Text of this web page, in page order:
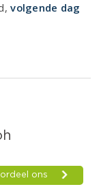
volgende dag